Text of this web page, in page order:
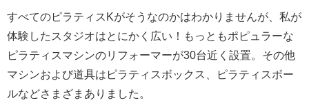
すべてのピラティスKがそうなのかはわかりませんが、私が
体験したスタジオはとにかく広い！もっともポピュラーな
ピラティスマシンのリフォーマーが30台近く設置。その他
マシンおよび道具はピラティスボックス、ピラティスボー
ルなどさまざまありました。